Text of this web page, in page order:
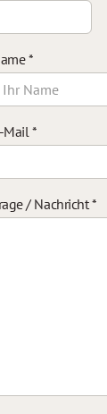
*
Mail*
/ Nachricht*